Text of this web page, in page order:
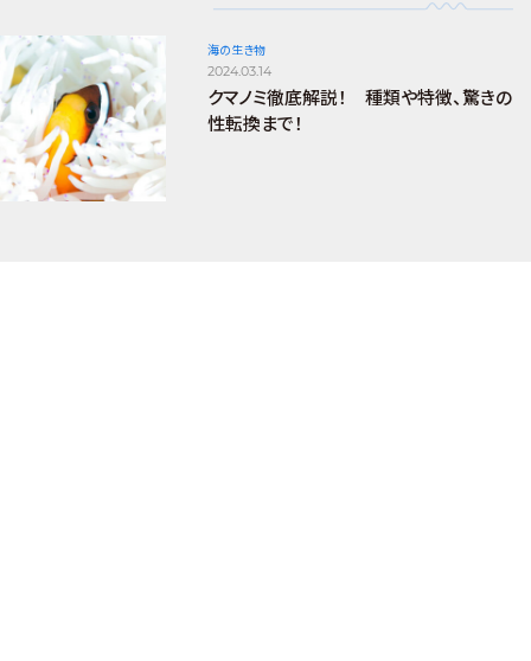
海の生き物
2024.03.14
クマノミ徹底解説！ 種類や特徴、驚きの
性転換まで！